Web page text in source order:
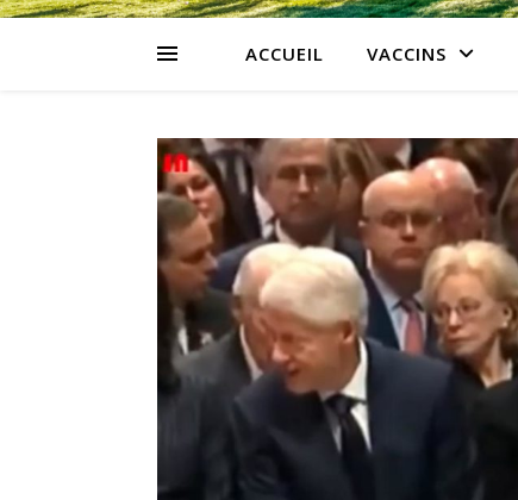
ACCUEIL VACCINS